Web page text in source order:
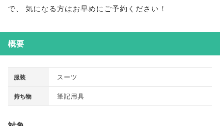
で、 気になる方はお早めにご予約ください！
概要
服装 スーツ
持ち物 筆記用具